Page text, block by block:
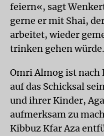
feiern«, sagt
gerne er mit Shai,
arbeitet, wieder
trinken gehen würde.
Omri Almog ist nach
auf das Schicksal
und ihrer Kinder,
aufmerksam zu
Kibbuz Kfar Aza